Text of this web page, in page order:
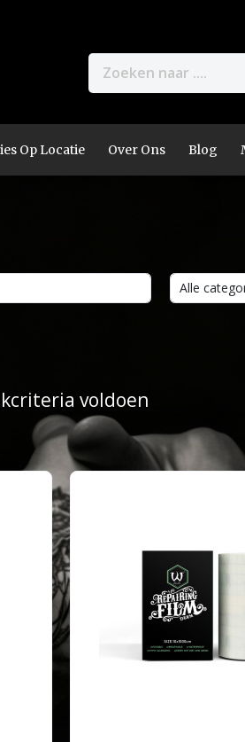
Op Locatie Over Ons Blog
voldoen